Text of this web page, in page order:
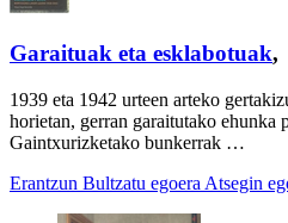
Garaituak eta esklabotuak,
1939 eta 1942 urteen arteko
horietan, gerran garaitutako ehunka
Gaintxurizketako bunkerrak …
Erantzun Bultzatu egoera Atsegin